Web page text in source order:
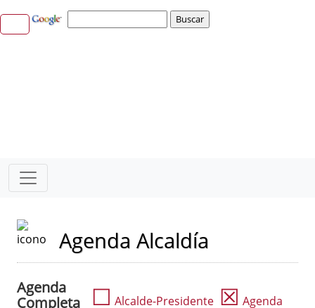
Agenda Alcaldía
Agenda
Completa
☐ Alcalde-Presidente ☒ Agenda